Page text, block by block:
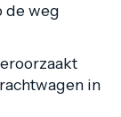
de weg
in